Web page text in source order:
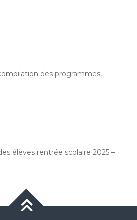
des programmes,
élèves rentrée scolaire 2025 –